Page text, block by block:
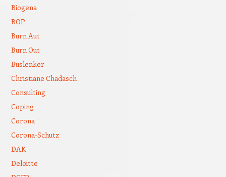
Biogena
BÖP
Burn Aut
Burn Out
Buslenker
Christiane Chadasch
Consulting
Coping
Corona
Corona-Schutz
DAK
Deloitte